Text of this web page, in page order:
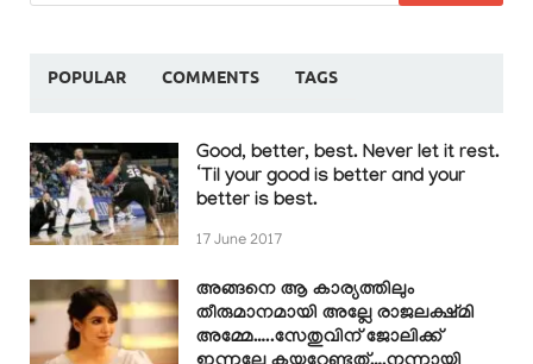
POPULAR COMMENTS TAGS
Good, better, best. Never let it rest.
‘Til your good is better and your
better is best.
17 June 2017
അങ്ങനെ ആ കാര്യത്തിലും
തീരുമാനമായി അല്ലേ രാജലക്ഷ്മി
അമ്മേ…..സേതുവിന് ജോലിക്ക്